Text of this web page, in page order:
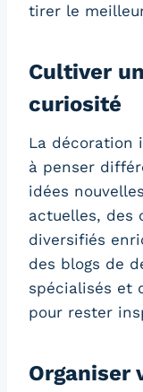
tirer le
Cultiver
curiosité
La décoration
à penser
idées
actuelles, des
diversifiés
des blogs de
spécialisés et
pour rester
Organiser